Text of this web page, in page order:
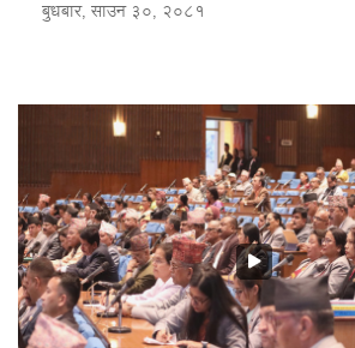
बुधबार, साउन ३०, २०८१